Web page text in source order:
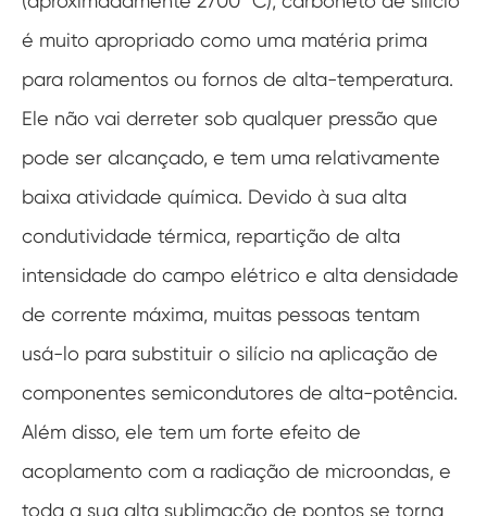
é muito apropriado como uma matéria prima
para rolamentos ou fornos de alta-temperatura.
Ele não vai derreter sob qualquer pressão que
pode ser alcançado, e tem uma relativamente
baixa atividade química. Devido à sua alta
condutividade térmica, repartição de alta
intensidade do campo elétrico e alta densidade
de corrente máxima, muitas pessoas tentam
usá-lo para substituir o silício na aplicação de
componentes semicondutores de alta-potência.
Além disso, ele tem um forte efeito de
acoplamento com a radiação de microondas, e
toda a sua alta sublimação de pontos se torna